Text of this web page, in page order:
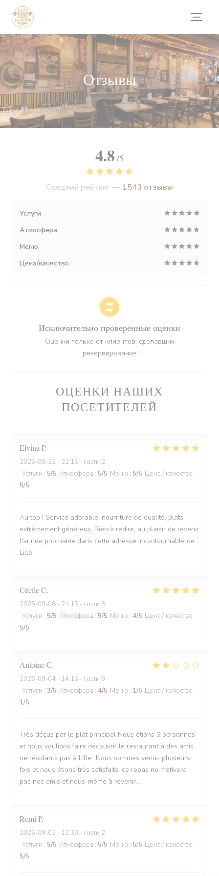
Панель управления cookies
Отзывы
ОЦЕНКИ НАШИХ
ПОСЕТИТЕЛЕЙ
Elvina P
2025-08-22 - 21:15 - гости 2
Услуги : 5/5 Атмосфера : 5/5 Меню : 5/5 Цена / качество :
5/5
Au top ! Service adorable, nourriture de qualité, plats
extrêmement généreux. Rien à redire, au plaisir de revenir
l'année prochaine dans cette adresse incontournable de
Lille !
CécileC
2025-09-08 - 21:15 - гости 3
Услуги : 5/5 Атмосфера : 5/5 Меню : 4/5 Цена / качество :
5/5
AntoineC
2025-09-04 - 14:15 - гости 9
Услуги : 3/5 Атмосфера : 4/5 Меню : 1/5 Цена / качество :
1/5
Très déçus par le plat principal Nous étions 9 personnes
et nous voulions faire découvrir le restaurant à des amis
ne résidants pas à Lille...Nous sommes venus plusieurs
fois et nous étions très satisfaits! ce repas ne motivera
pas nos amis et nous-même à revenir...
Remi P
2025-09-02 - 12:30 - гости 2
Услуги : 5/5 Атмосфера : 5/5 Меню : 5/5 Цена / качество :
5/5
4.8 /5
Средний рейтинг — 1543 отзывы
Услуги
Атмосфера
Меню
Цена/качество
Исключительно проверенные оценки
Оценки только от клиентов, сделавших
резервирование